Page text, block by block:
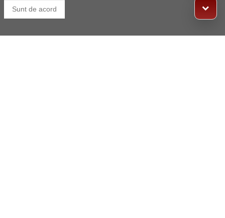
Sunt de acord
Înștiințare efectuare tratamente împotriva